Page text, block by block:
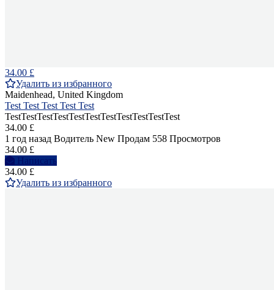
34.00 £
Удалить из избранного
Maidenhead, United Kingdom
Test Test Test Test Test
TestTestTestTestTestTestTestTestTestTestTest
34.00 £
1 год назад Водитель New Продам 558 Просмотров
34.00 £
Написать
34.00 £
Удалить из избранного